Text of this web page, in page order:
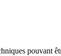
pouvant